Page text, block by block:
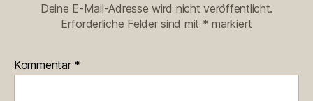
Deine E-Mail-Adresse wird nicht veröffentlicht.
Erforderliche Felder sind mit * markiert
Kommentar *